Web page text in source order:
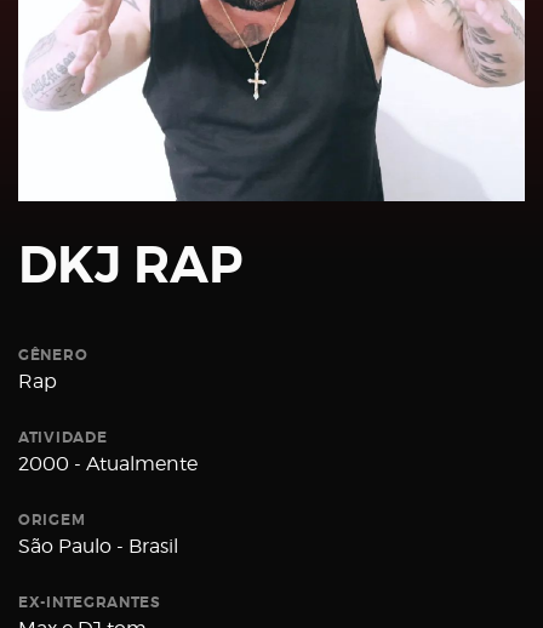
Password
Register
Username
DKJ RAP
GÊNERO
Rap
ATIVIDADE
2000 - Atualmente
ORIGEM
São Paulo - Brasil
EX-INTEGRANTES